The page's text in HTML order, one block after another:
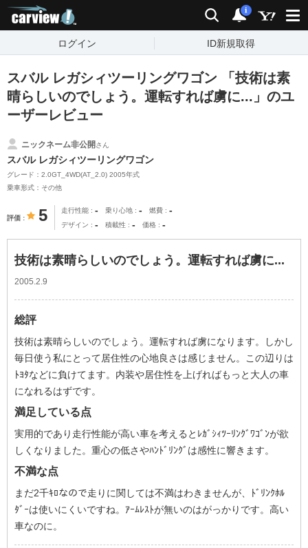
検索 通知
i
ログイン ID新規取得
スバル レガシィツーリングワゴン 「技術は素
晴らしいのでしょう。運転すれば虜に...」のユ
ーザーレビュー
ニックネーム非公開さん
スバル レガシィツーリングワゴン
グレード：2.0GT_4WD(AT_2.0) 2005年式
乗車形式：その他
評価 5 走行性能 - 乗り心地 - 燃費 -
デザイン - 積載性 - 価格 -
技術は素晴らしいのでしょう。運転すれば虜に...
2005.2.9
総評
技術は素晴らしいのでしょう。運転すれば虜になります。しかし
毎日使う私にとって居住性の心地良さは感じません。この辺りは
ﾄﾖﾀなどに負けてます。内装や居住性を上げればもっと大人の車
になれるはずです。
満足している点
実用的であり走行性能が高い車を考えるとﾚｶﾞｼｨﾂｰﾘﾝｸﾞﾜｺﾞﾝが欲
しくなりました。重心の低さやﾊﾝﾄﾞﾘﾝｸﾞは感性に響きます。
不満な点
まだ2千ｷﾛなので走りに関しては不満はわきませんが、ﾄﾞﾘﾝｸﾎﾙ
ﾀﾞｰは使いにくいですね。ｱｰﾑﾚｽﾄが無いのはがっかりです。高い
車なのに。